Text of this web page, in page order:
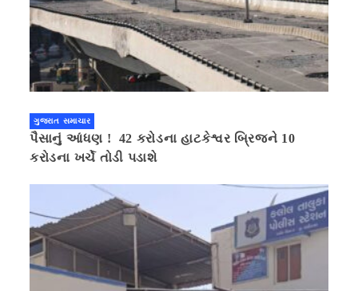
ગુજરાત સમાચાર
પૈસાનું આંધણ ! 42 કરોડના હાટકેશ્વર બ્રિજને 10
કરોડના ખર્ચે તોડી પડાશે